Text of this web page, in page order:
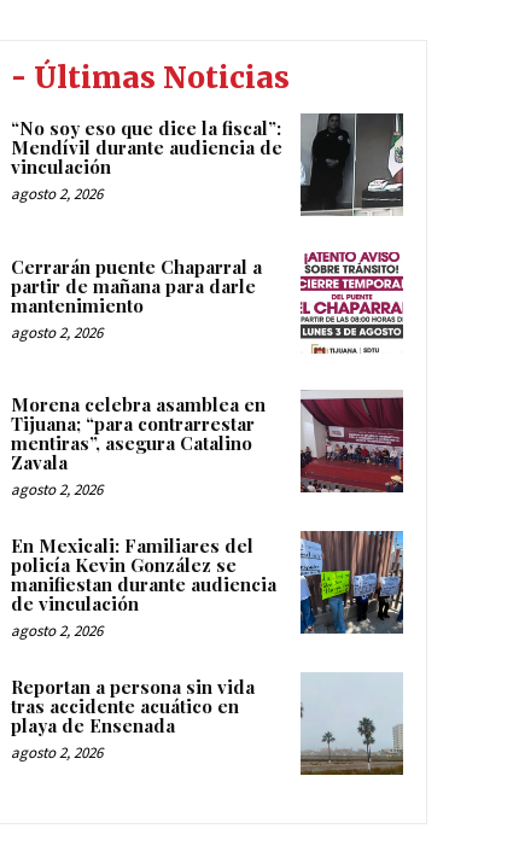
- Últimas Noticias
“No soy eso que dice la fiscal”:
Mendívil durante audiencia de
vinculación
agosto 2, 2026
Cerrarán puente Chaparral a
partir de mañana para darle
mantenimiento
agosto 2, 2026
Morena celebra asamblea en
Tijuana; “para contrarrestar
mentiras”, asegura Catalino
Zavala
agosto 2, 2026
En Mexicali: Familiares del
policía Kevin González se
manifiestan durante audiencia
de vinculación
agosto 2, 2026
Reportan a persona sin vida
tras accidente acuático en
playa de Ensenada
agosto 2, 2026